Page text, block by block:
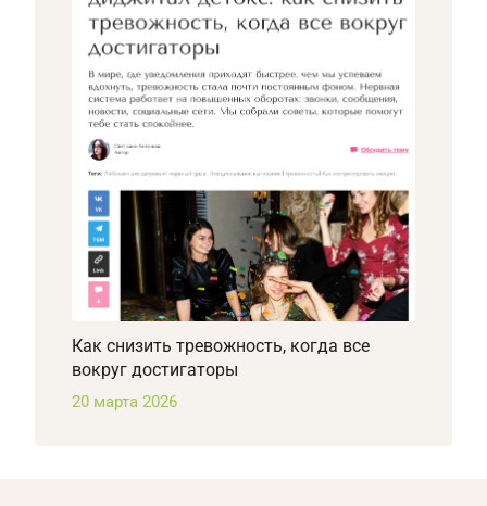
Как снизить тревожность, когда все
вокруг достигаторы
20 марта 2026